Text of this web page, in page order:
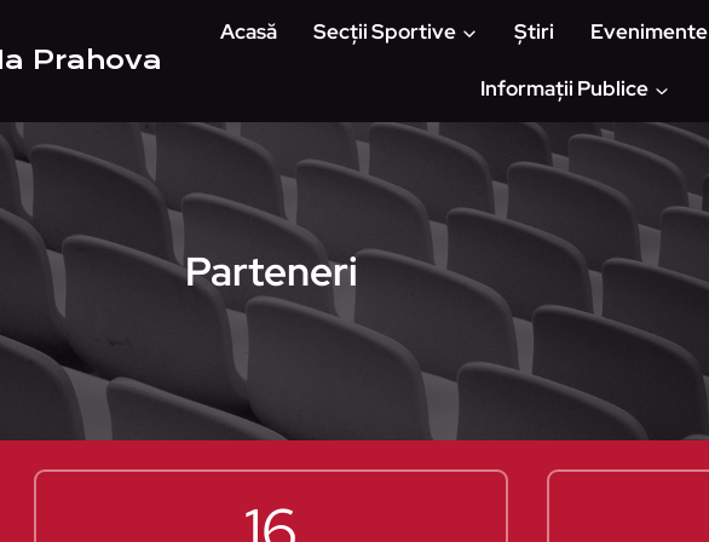
Prahova
Acasă Secții Sportive Știri Evenimente
Informații Publice
Parteneri